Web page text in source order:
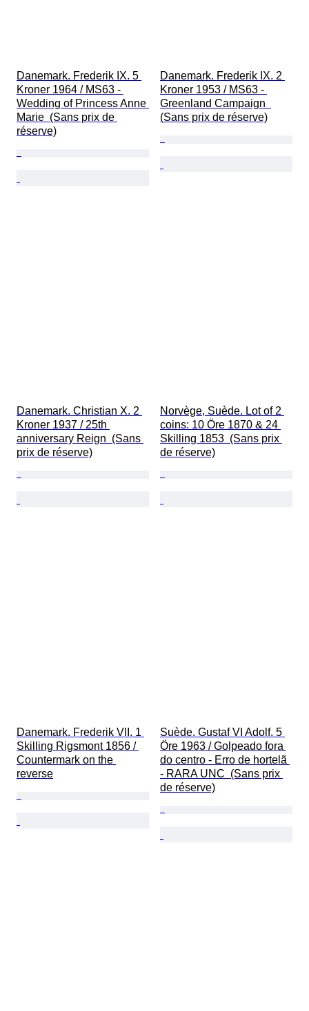
Danemark. Frederik IX. 5
Kroner 1964 / MS63 -
Wedding of Princess Anne
Marie  (Sans prix de
réserve)
Danemark. Frederik IX. 2
Kroner 1953 / MS63 -
Greenland Campaign
(Sans prix de réserve)
Danemark. Christian X. 2
Kroner 1937 / 25th
anniversary Reign  (Sans
prix de réserve)
Norvège, Suède. Lot of 2
coins: 10 Öre 1870 & 24
Skilling 1853  (Sans prix
de réserve)
Danemark. Frederik VII. 1
Skilling Rigsmont 1856 /
Countermark on the
reverse
Suède. Gustaf VI Adolf. 5
Öre 1963 / Golpeado fora
do centro - Erro de hortelã
- RARA UNC  (Sans prix
de réserve)